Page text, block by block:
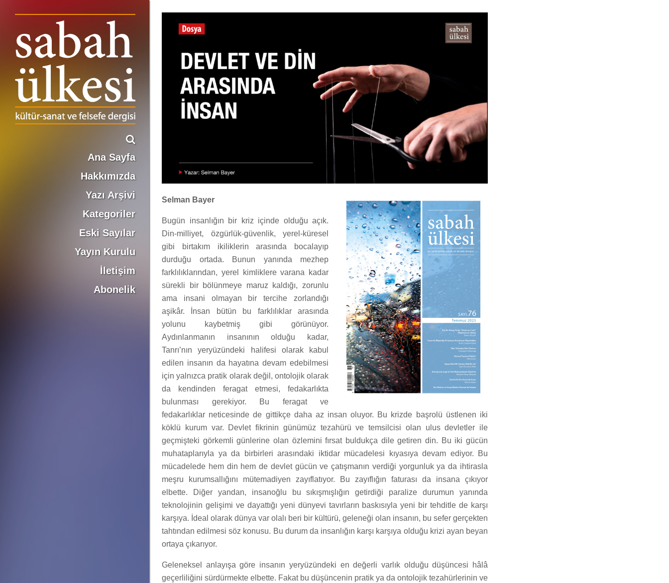
Ana Sayfa
Hakkımızda
Yazı Arşivi
Kategoriler
Eski Sayılar
Yayın Kurulu
İletişim
Abonelik
Selman Bayer
Bugün insanlığın bir kriz içinde olduğu açık.
Din-milliyet, özgürlük-güvenlik, yerel-küresel
gibi birtakım ikiliklerin arasında bocalayıp
durduğu ortada. Bunun yanında mezhep
farklılıklarından, yerel kimliklere varana kadar
sürekli bir bölünmeye maruz kaldığı, zorunlu
ama insani olmayan bir tercihe zorlandığı
aşikâr. İnsan bütün bu farklılıklar arasında
yolunu kaybetmiş gibi görünüyor.
Aydınlanmanın insanının olduğu kadar,
Tanrı’nın yeryüzündeki halifesi olarak kabul
edilen insanın da hayatına devam edebilmesi
için yalnızca pratik olarak değil, ontolojik olarak
da kendinden feragat etmesi, fedakarlıkta
bulunması gerekiyor. Bu feragat ve
fedakarlıklar neticesinde de gittikçe daha az insan oluyor. Bu krizde başrolü üstlenen iki
köklü kurum var. Devlet fikrinin günümüz tezahürü ve temsilcisi olan ulus devletler ile
geçmişteki görkemli günlerine olan özlemini fırsat buldukça dile getiren din. Bu iki gücün
muhataplarıyla ya da birbirleri arasındaki iktidar mücadelesi kıyasıya devam ediyor. Bu
mücadelede hem din hem de devlet gücün ve çatışmanın verdiği yorgunluk ya da ihtirasla
meşru kurumsallığını mütemadiyen zayıflatıyor. Bu zayıflığın faturası da insana çıkıyor
elbette. Diğer yandan, insanoğlu bu sıkışmışlığın getirdiği paralize durumun yanında
teknolojinin gelişimi ve dayattığı yeni dünyevi tavırların baskısıyla yeni bir tehditle de karşı
karşıya. İdeal olarak dünya var olalı beri bir kültürü, geleneği olan insanın, bu sefer gerçekten
tahtından edilmesi söz konusu. Bu durum da insanlığın karşı karşıya olduğu krizi ayan beyan
ortaya çıkarıyor.
Geleneksel anlayışa göre insanın yeryüzündeki en değerli varlık olduğu düşüncesi hâlâ
geçerliliğini sürdürmekte elbette. Fakat bu düşüncenin pratik ya da ontolojik tezahürlerinin ve